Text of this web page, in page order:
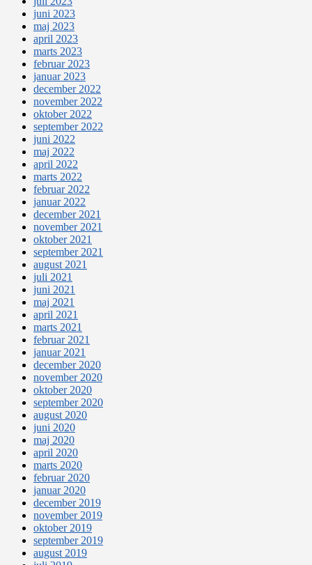
juni 2023
maj 2023
april 2023
marts 2023
februar 2023
januar 2023
december 2022
november 2022
oktober 2022
september 2022
juni 2022
maj 2022
april 2022
marts 2022
februar 2022
januar 2022
december 2021
november 2021
oktober 2021
september 2021
august 2021
juli 2021
juni 2021
maj 2021
april 2021
marts 2021
februar 2021
januar 2021
december 2020
november 2020
oktober 2020
september 2020
august 2020
juni 2020
maj 2020
april 2020
marts 2020
februar 2020
januar 2020
december 2019
november 2019
oktober 2019
september 2019
august 2019